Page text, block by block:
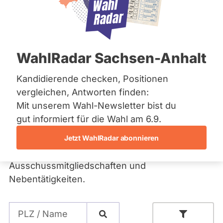
Bremen
Hamburg
Mecklenburg-Vorpommern
Nordrhein-Westfalen
Saarland
Sachsen
Sachsen-Anhalt
Sachsen-Anhalt
Schleswig-Holstein
Thüringen
Archiv
Über uns
WahlRadar Sachsen-Anhalt
Kandidierende checken, Positionen
vergleichen, Antworten finden:
Mit unserem Wahl-Newsletter bist du
gut informiert für die Wahl am 6.9.
Jetzt WahlRadar abonnieren
Fragen Sie Ihre
Abgeordneten und
Kandidierenden
Bei abgeordnetenwatch können Sie
Abgeordnete und bei Wahlen auch
Kandidierende direkt und persönlich fragen. In
den Profilen finden Sie außerdem
Informationen zum Abstimmungsverhalten,
Ausschussmitgliedschaften und
Nebentätigkeiten.